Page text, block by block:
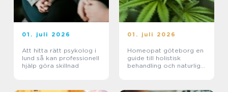
01. juli 2026
Att hitta rätt psykolog i
lund så kan professionell
hjälp göra skillnad
01. juli 2026
Homeopat göteborg en
guide till holistisk
behandling och naturlig